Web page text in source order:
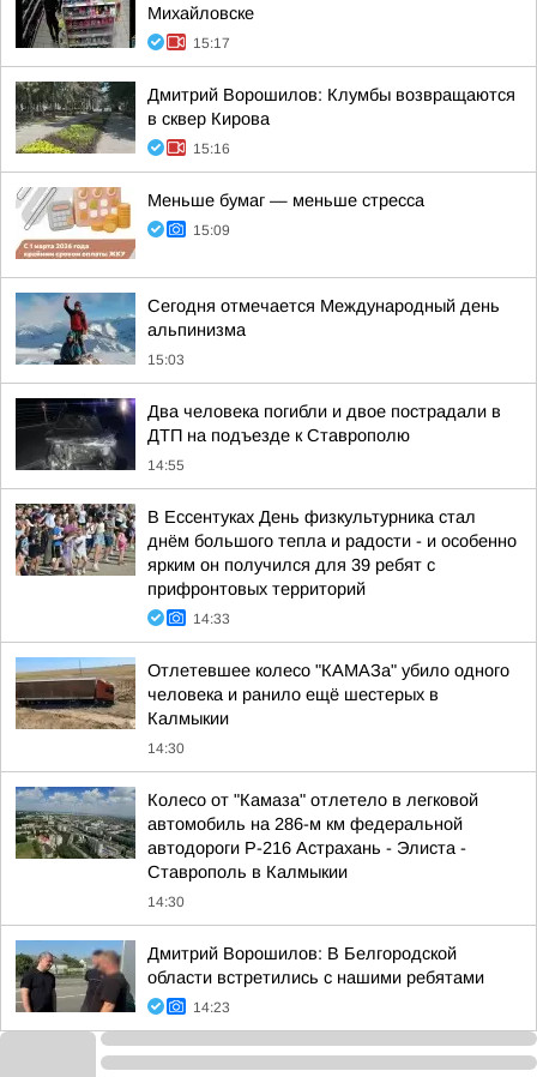
Михайловске
15:17
Дмитрий Ворошилов: Клумбы возвращаются
в сквер Кирова
15:16
Меньше бумаг — меньше стресса
15:09
Сегодня отмечается Международный день
альпинизма
15:03
Два человека погибли и двое пострадали в
ДТП на подъезде к Ставрополю
14:55
В Ессентуках День физкультурника стал
днём большого тепла и радости - и особенно
ярким он получился для 39 ребят с
прифронтовых территорий
14:33
Отлетевшее колесо "КАМАЗа" убило одного
человека и ранило ещё шестерых в
Калмыкии
14:30
Колесо от "Камаза" отлетело в легковой
автомобиль на 286-м км федеральной
автодороги Р-216 Астрахань - Элиста -
Ставрополь в Калмыкии
14:30
Дмитрий Ворошилов: В Белгородской
области встретились с нашими ребятами
14:23